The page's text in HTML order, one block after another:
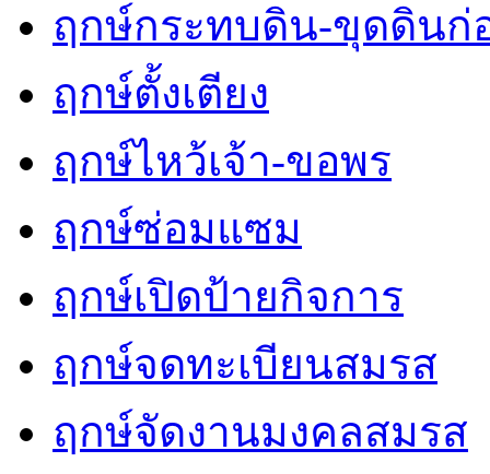
ฤกษ์กระทบดิน-ขุดดินก่
ฤกษ์ตั้งเตียง
ฤกษ์ไหว้เจ้า-ขอพร
ฤกษ์ซ่อมแซม
ฤกษ์เปิดป้ายกิจการ
ฤกษ์จดทะเบียนสมรส
ฤกษ์จัดงานมงคลสมรส